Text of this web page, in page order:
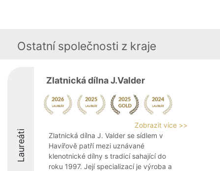
Ostatní společnosti z kraje
Laureáti
Zlatnická dílna J.Valder
Zobrazit více >>
Zlatnická dílna J. Valder se sídlem v
Havířově patří mezi uznávané
klenotnické dílny s tradicí sahající do
roku 1997. Její specializací je výroba a